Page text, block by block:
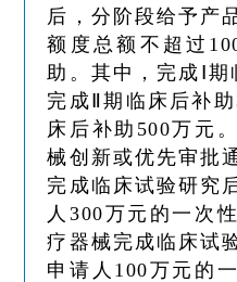
后，分阶段给予产
额度总额不超过
助。其中，完成Ⅰ期
完成Ⅱ期临床后补
床后补助500万元
械创新或优先审批
完成临床试验研究
人300万元的一次
疗器械完成临床试
申请人100万元的